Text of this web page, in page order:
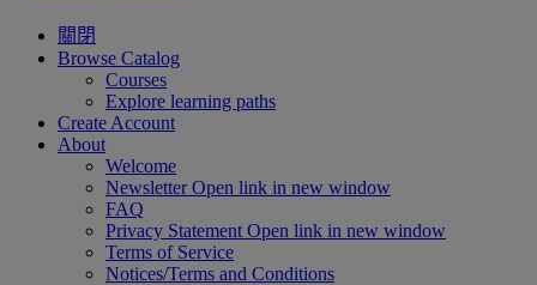
關閉
Browse Catalog
Courses
Explore learning paths
Create Account
About
Welcome
NewsletterOpen link in new window
FAQ
Privacy Statement Open link in new window
Terms of Service
Notices/Terms and Conditions